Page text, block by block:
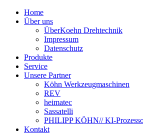
Home
Über uns
ÜberKoehn Drehtechnik
Impressum
Datenschutz
Produkte
Service
Unsere Partner
Köhn Werkzeugmaschinen
REV
heimatec
Sassatelli
PHILIPP KÖHN// KI-
Kontakt